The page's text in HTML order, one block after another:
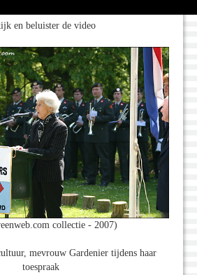
en beluister de video
collectie - 2007)
mevrouw Gardenier tijdens haar
toespraak